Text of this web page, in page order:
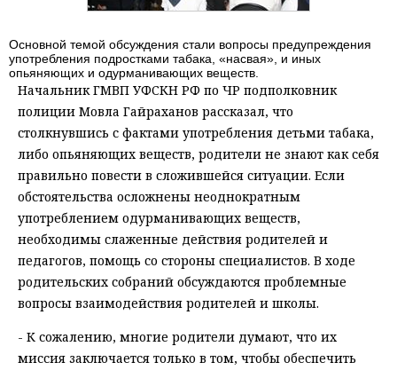
Основной темой обсуждения стали вопросы предупреждения
употребления подростками табака, «насвая», и иных
опьяняющих и одурманивающих веществ.
Начальник ГМВП УФСКН РФ по ЧР подполковник
полиции Мовла Гайраханов рассказал, что
столкнувшись с фактами употребления детьми табака,
либо опьяняющих веществ, родители не знают как себя
правильно повести в сложившейся ситуации. Если
обстоятельства осложнены неоднократным
употреблением одурманивающих веществ,
необходимы слаженные действия родителей и
педагогов, помощь со стороны специалистов. В ходе
родительских собраний обсуждаются проблемные
вопросы взаимодействия родителей и школы.
- К сожалению, многие родители думают, что их
миссия заключается только в том, чтобы обеспечить